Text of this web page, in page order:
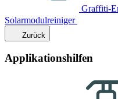
Graffiti-
Solarmodulreiniger
Zurück
Applikationshilfen